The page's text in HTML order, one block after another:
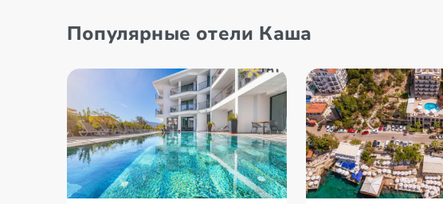
Популярные отели Каша